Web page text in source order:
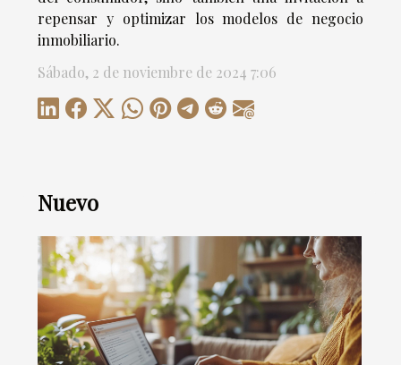
repensar y optimizar los modelos de negocio
inmobiliario.
Sábado, 2 de noviembre de 2024 7:06
Nuevo